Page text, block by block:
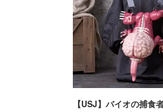
【USJ】バイオの捕食